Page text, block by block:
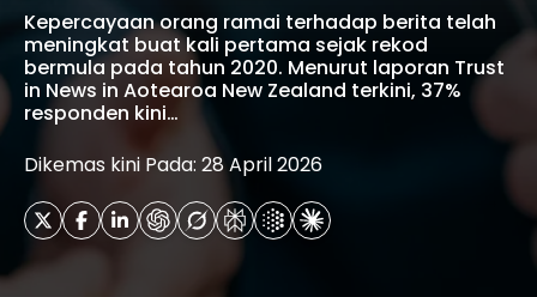
Kepercayaan orang ramai terhadap berita telah
meningkat buat kali pertama sejak rekod
bermula pada tahun 2020. Menurut laporan Trust
in News in Aotearoa New Zealand terkini, 37%
responden kini…
Dikemas kini Pada: 28 April 2026